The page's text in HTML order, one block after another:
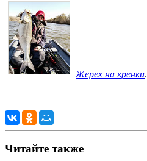
Жерех на кренки.
Читайте также